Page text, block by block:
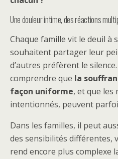
Une douleur intime, des réactions
Chaque famille vit le deuil à
souhaitent partager leur
d’autres préfèrent le
comprendre que la
façon uniforme, et que les
intentionnés, peuvent
Dans les familles, il peut
des sensibilités différentes,
rend encore plus complexe